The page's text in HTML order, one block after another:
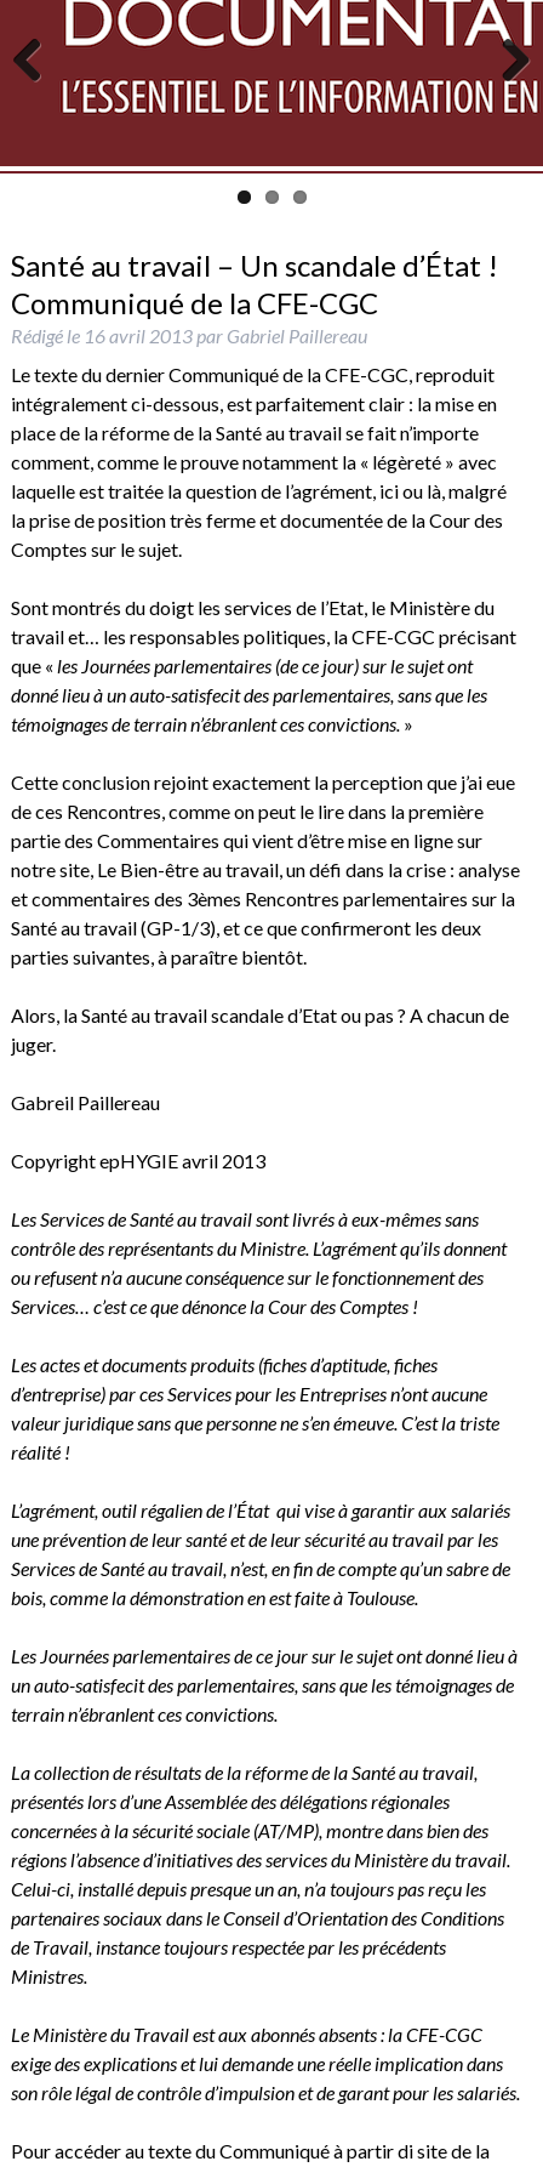
Previous Next
Santé au travail – Un scandale d’État !
Communiqué de la CFE-CGC
Rédigé le 16 avril 2013par Gabriel Paillereau
Le texte du dernier Communiqué de la CFE-CGC, reproduit
intégralement ci-dessous, est parfaitement clair : la mise en
place de la réforme de la Santé au travail se fait n’importe
comment, comme le prouve notamment la « légèreté » avec
laquelle est traitée la question de l’agrément, ici ou là, malgré
la prise de position très ferme et documentée de la Cour des
Comptes sur le sujet.
Sont montrés du doigt les services de l’Etat, le Ministère du
travail et… les responsables politiques, la CFE-CGC précisant
que « les Journées parlementaires (de ce jour) sur le sujet ont
donné lieu à un auto-satisfecit des parlementaires, sans que les
témoignages de terrain n’ébranlent ces convictions. »
Cette conclusion rejoint exactement la perception que j’ai eue
de ces Rencontres, comme on peut le lire dans la première
partie des Commentaires qui vient d’être mise en ligne sur
notre site, Le Bien-être au travail, un défi dans la crise : analyse
et commentaires des 3èmes Rencontres parlementaires sur la
Santé au travail (GP-1/3), et ce que confirmeront les deux
parties suivantes, à paraître bientôt.
Alors, la Santé au travail scandale d’Etat ou pas ? A chacun de
juger.
Gabreil Paillereau
Copyright epHYGIE avril 2013
Les Services de Santé au travail sont livrés à eux-mêmes sans
contrôle des représentants du Ministre. L’agrément qu’ils donnent
ou refusent n’a aucune conséquence sur le fonctionnement des
Services… c’est ce que dénonce la Cour des Comptes !
Les actes et documents produits (fiches d’aptitude, fiches
d’entreprise) par ces Services pour les Entreprises n’ont aucune
valeur juridique sans que personne ne s’en émeuve. C’est la triste
réalité !
L’agrément, outil régalien de l’État qui vise à garantir aux salariés
une prévention de leur santé et de leur sécurité au travail par les
Services de Santé au travail, n’est, en fin de compte qu’un sabre de
bois, comme la démonstration en est faite à Toulouse.
Les Journées parlementaires de ce jour sur le sujet ont donné lieu à
un auto-satisfecit des parlementaires, sans que les témoignages de
terrain n’ébranlent ces convictions.
La collection de résultats de la réforme de la Santé au travail,
présentés lors d’une Assemblée des délégations régionales
concernées à la sécurité sociale (AT/MP), montre dans bien des
régions l’absence d’initiatives des services du Ministère du travail.
Celui-ci, installé depuis presque un an, n’a toujours pas reçu les
partenaires sociaux dans le Conseil d’Orientation des Conditions
de Travail, instance toujours respectée par les précédents
Ministres.
Le Ministère du Travail est aux abonnés absents : la CFE-CGC
exige des explications et lui demande une réelle implication dans
son rôle légal de contrôle d’impulsion et de garant pour les salariés.
Pour accéder au texte du Communiqué à partir di site de la